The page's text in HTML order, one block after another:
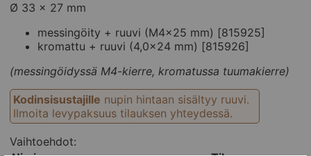
Ø 33 x 27 mm
messingöity + ruuvi (M4x25 mm) [815925]
kromattu + ruuvi (4,0x24 mm) [815926]
(messingöidyssä M4-kierre, kromatussa tuumakierre)
Kodinsisustajille nupin hintaan sisältyy ruuvi.
Ilmoita levypaksuus tilauksen yhteydessä.
Vaihtoehdot: